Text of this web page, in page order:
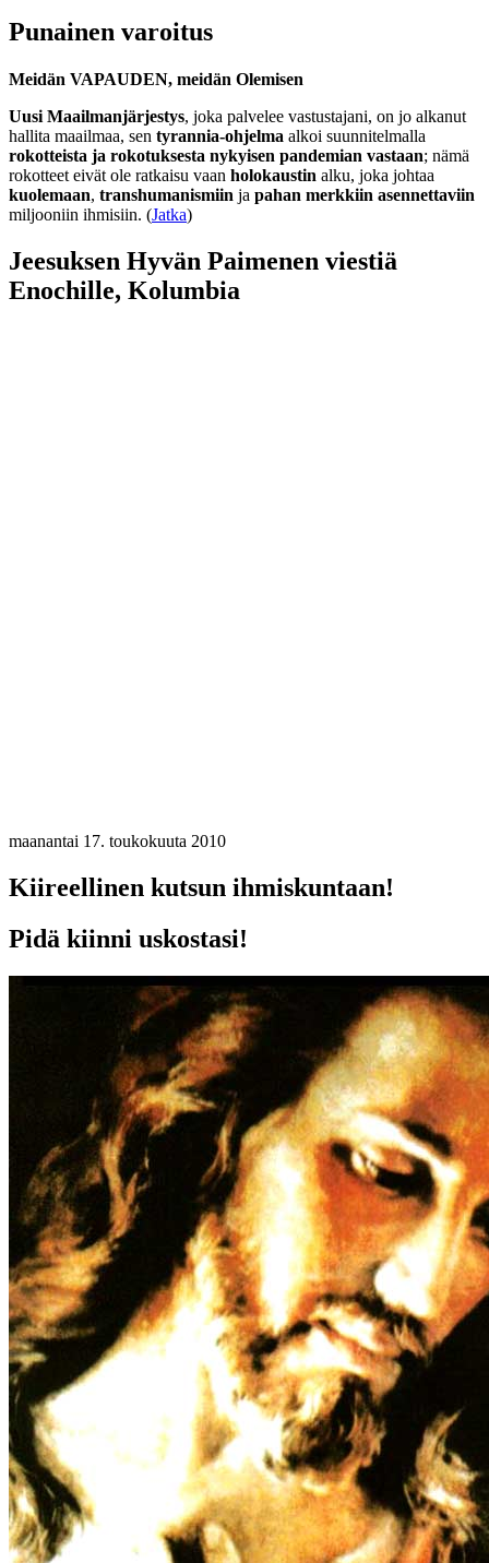
Punainen varoitus
Meidän VAPAUDEN, meidän Olemisen
Uusi Maailmanjärjestys, joka palvelee vastustajani, on jo alkanut
hallita maailmaa, sen tyrannia-ohjelma alkoi suunnitelmalla
rokotteista ja rokotuksesta nykyisen pandemian vastaan; nämä
rokotteet eivät ole ratkaisu vaan holokaustin alku, joka johtaa
kuolemaan, transhumanismiin ja pahan merkkiin asennettaviin
miljooniin ihmisiin. (Jatka)
Jeesuksen Hyvän Paimenen viestiä
Enochille, Kolumbia
maanantai 17. toukokuuta 2010
Kiireellinen kutsun ihmiskuntaan!
Pidä kiinni uskostasi!